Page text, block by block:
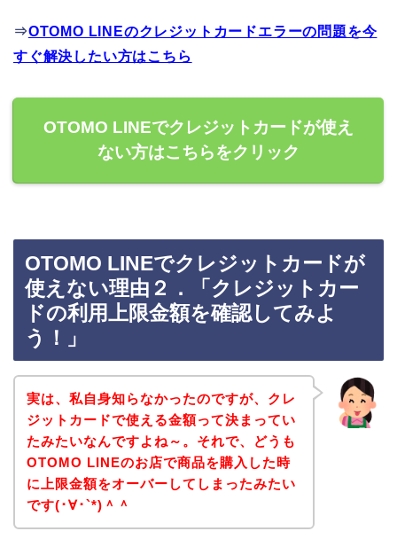
⇒OTOMO LINEのクレジットカードエラーの問題を今
すぐ解決したい方はこちら
OTOMO LINEでクレジットカードが使え
ない方はこちらをクリック
OTOMO LINEでクレジットカードが
使えない理由２．「クレジットカー
ドの利用上限金額を確認してみよ
う！」
実は、私自身知らなかったのですが、クレ
ジットカードで使える金額って決まってい
たみたいなんですよね～。それで、どうも
OTOMO LINEのお店で商品を購入した時
に上限金額をオーバーしてしまったみたい
です(･∀･`*)＾＾